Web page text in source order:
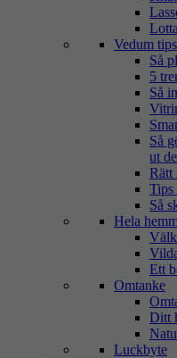
Vedum
Så
5
Så
Så
ut
Rätt
Tips
Så
Hela
Ett
Omtanke
Ditt
Luckbyte